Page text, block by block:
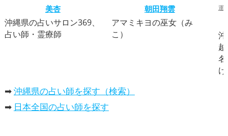
美杏
沖縄県の占いサロン369、
占い師・霊療師
朝田翔雲
アマミキヨの巫女（み
こ）
運
➡沖縄県の占い師を探す（検索）
➡ 日本全国の占い師を探す